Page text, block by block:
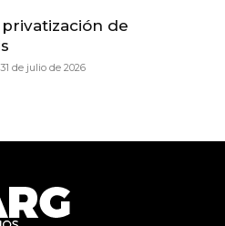
de
31 de julio de 2026